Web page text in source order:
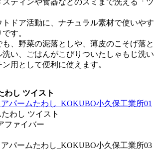
ティンや食器などのスミまで洗える「ツ
ドア活動に、ナチュラル素材で使いやす
す。
、野菜の泥落としや、薄皮のこそげ落と
洗い、ごはんがこびりついたしゃもじ洗い
用として便利に使えます。
わし ツイスト
わし ツイスト
ファイバー